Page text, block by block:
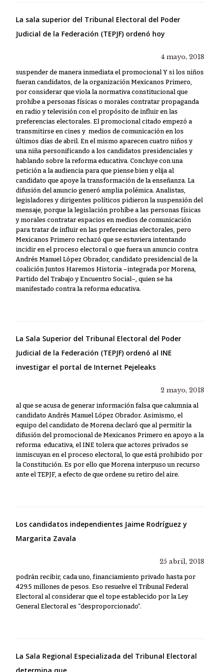
La sala superior del Tribunal Electoral del Poder
Judicial de la Federación (TEPJF) ordenó hoy
4 mayo, 2018
suspender de manera inmediata el promocional Y si los niños
fueran candidatos, de la organización Mexicanos Primero,
por considerar que viola la normativa constitucional que
prohíbe a personas físicas o morales contratar propaganda
en radio y televisión con el propósito de influir en las
preferencias electorales. El promocional citado empezó a
transmitirse en cines y medios de comunicación en los
últimos días de abril. En el mismo aparecen cuatro niños y
una niña personificando a los candidatos presidenciales y
hablando sobre la reforma educativa. Concluye con una
petición a la audiencia para que piense bien y elija al
candidato que apoye la transformación de la enseñanza. La
difusión del anuncio generó amplia polémica. Analistas,
legisladores y dirigentes políticos pidieron la suspensión del
mensaje, porque la legislación prohíbe a las personas físicas
y morales contratar espacios en medios de comunicación
para tratar de influir en las preferencias electorales, pero
Mexicanos Primero rechazó que se estuviera intentando
incidir en el proceso electoral o que fuera un anuncio contra
Andrés Manuel López Obrador, candidato presidencial de la
coalición Juntos Haremos Historia –integrada por Morena,
Partido del Trabajo y Encuentro Social–, quien se ha
manifestado contra la reforma educativa.
La Sala Superior del Tribunal Electoral del Poder
Judicial de la Federación (TEPJF) ordenó al INE
investigar el portal de Internet Pejeleaks
2 mayo, 2018
al que se acusa de generar información falsa que calumnia al
candidato Andrés Manuel López Obrador. Asimismo, el
equipo del candidato de Morena declaró que al permitir la
difusión del promocional de Mexicanos Primero en apoyo a la
reforma educativa, el INE tolera que actores privados se
inmiscuyan en el proceso electoral, lo que está prohibido por
la Constitución. Es por ello que Morena interpuso un recurso
ante el TEPJF, a efecto de que ordene su retiro del aire.
Los candidatos independientes Jaime Rodríguez y
Margarita Zavala
25 abril, 2018
podrán recibir, cada uno, financiamiento privado hasta por
429.5 millones de pesos. Eso resuelve el Tribunal Federal
Electoral al considerar que el tope establecido por la Ley
General Electoral es “desproporcionado”.
La Sala Regional Especializada del Tribunal Electoral